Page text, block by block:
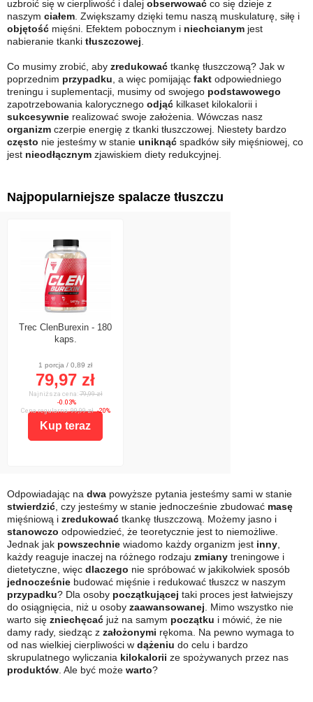
uzbroić się w cierpliwość i dalej obserwować co się dzieje z
naszym ciałem . Zwiększamy dzięki temu naszą muskulaturę, siłę i
objętość mięśni. Efektem pobocznym i niechcianym jest
nabieranie tkanki tłuszczowej
Co musimy zrobić, aby zredukować tkankę tłuszczową? Jak w
poprzednim przypadku , a więc pomijając fakt odpowiedniego
treningu i suplementacji, musimy od swojego podstawowego
zapotrzebowania kalorycznego odjąć kilkaset kilokalorii i
sukcesywnie realizować swoje założenia. Wówczas nasz
organizm czerpie energię z tkanki tłuszczowej. Niestety bardzo
często nie jesteśmy w stanie uniknąć spadków siły mięśniowej, co
jest nieodłącznym zjawiskiem diety redukcyjnej.
Najpopularniejsze spalacze tłuszczu
Trec ClenBurexin - 180
kaps.
1 porcja / 0,89 zł
79,97 zł
Najniższa cena:79,99 zł
-0.03%
Cena regularna:99,99 zł -20%
Kup teraz
Odpowiadając na dwa powyższe pytania jesteśmy sami w stanie
stwierdzić , czy jesteśmy w stanie jednocześnie zbudować masę
mięśniową i zredukować tkankę tłuszczową. Możemy jasno i
stanowczo odpowiedzieć, że teoretycznie jest to niemożliwe.
Jednak jak powszechnie wiadomo każdy organizm jest inny
każdy reaguje inaczej na różnego rodzaju zmiany treningowe i
dietetyczne, więc dlaczego nie spróbować w jakikolwiek sposób
jednocześnie budować mięśnie i redukować tłuszcz w naszym
przypadku? Dla osoby początkującej taki proces jest łatwiejszy
do osiągnięcia, niż u osoby zaawansowanej . Mimo wszystko nie
warto się zniechęcać już na samym początku i mówić, że nie
damy rady, siedząc z założonymi rękoma. Na pewno wymaga to
od nas wielkiej cierpliwości w dążeniu do celu i bardzo
skrupulatnego wyliczania kilokalorii ze spożywanych przez nas
produktów . Ale być może warto?